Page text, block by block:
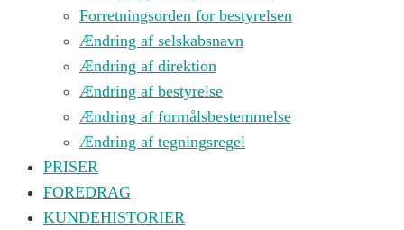
Forretningsorden for bestyrelsen
Ændring af selskabsnavn
Ændring af direktion
Ændring af bestyrelse
Ændring af formålsbestemmelse
Ændring af tegningsregel
PRISER
FOREDRAG
KUNDEHISTORIER